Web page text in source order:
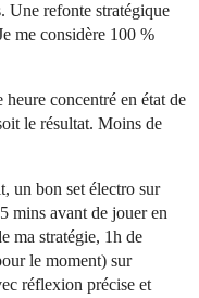
Une refonte stratégique
me considère 100 %
concentré en état de
le résultat. Moins de
un bon set électro sur
mins avant de jouer en
ma stratégie, 1h de
le moment) sur
réflexion précise et